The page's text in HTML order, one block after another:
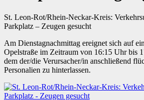
St. Leon-Rot/Rhein-Neckar-Kreis:
Parkplatz – Zeugen gesucht
Am Dienstagnachmittag ereignet sich auf
Opelstraße im Zeitraum von 16:15 Uhr bis
dem der/die Verursacher/in anschließend
Personalien zu hinterlassen.